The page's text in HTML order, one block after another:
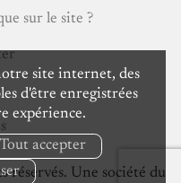
site internet, des
d'être enregistrées
expérience.
Tout accepter
sur le site ?
Une société du